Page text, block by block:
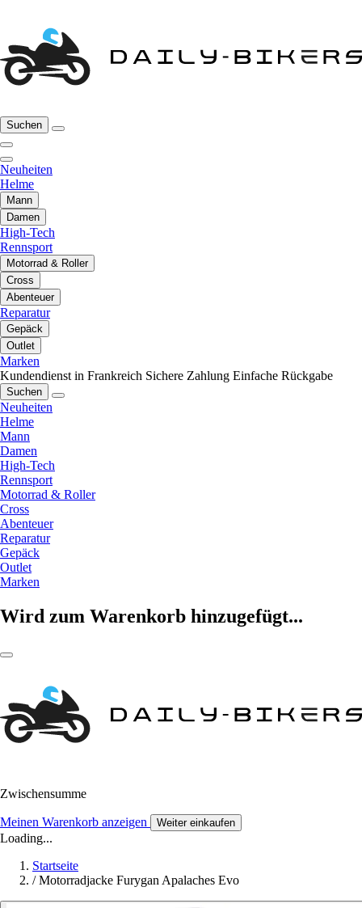
Suchen
Neuheiten
Helme
Mann
Damen
High-Tech
Rennsport
Motorrad & Roller
Cross
Abenteuer
Reparatur
Gepäck
Outlet
Marken
Kundendienst in Frankreich Sichere Zahlung Einfache Rückgabe
Suchen
Neuheiten
Helme
Mann
Damen
High-Tech
Rennsport
Motorrad & Roller
Cross
Abenteuer
Reparatur
Gepäck
Outlet
Marken
Wird zum Warenkorb hinzugefügt...
Zwischensumme
Meinen Warenkorb anzeigen Weiter einkaufen
Loading...
Startseite
/ Motorradjacke Furygan Apalaches Evo